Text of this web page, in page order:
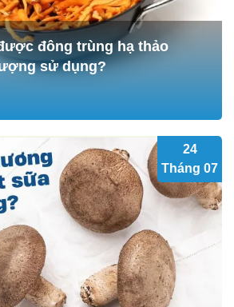
đông trùng hạ thảo
sử dụng?
trùng hạ thảo – “vị thuốc quý” nổi
dụng tốt cho sức khỏe thường
ở...
24
Tháng 07